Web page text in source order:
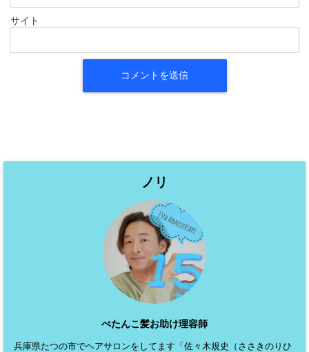
サイト
ノリ
ぺたんこ髪お助け理容師
兵庫県たつの市でヘアサロンをしてます「佐々木規史（ささきのりひ